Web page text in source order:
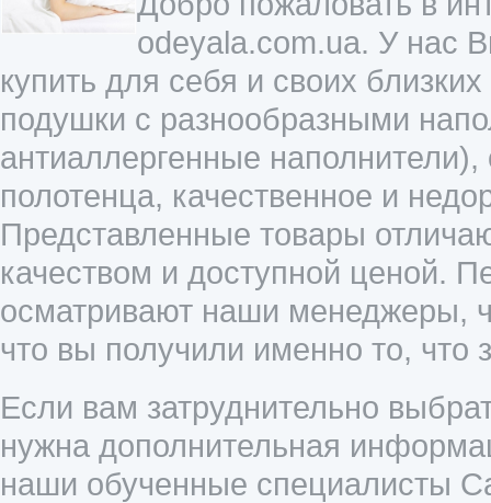
odeyala.com.ua. У нас
купить для себя и своих
подушки с разнообразными
антиаллергенные
полотенца, качественное и
Представленные товары
качеством и доступной ценой.
осматривают наши менеджеры,
что вы получили именно то, что
Если вам затруднительно
нужна дополнительная
наши обученные специалисты